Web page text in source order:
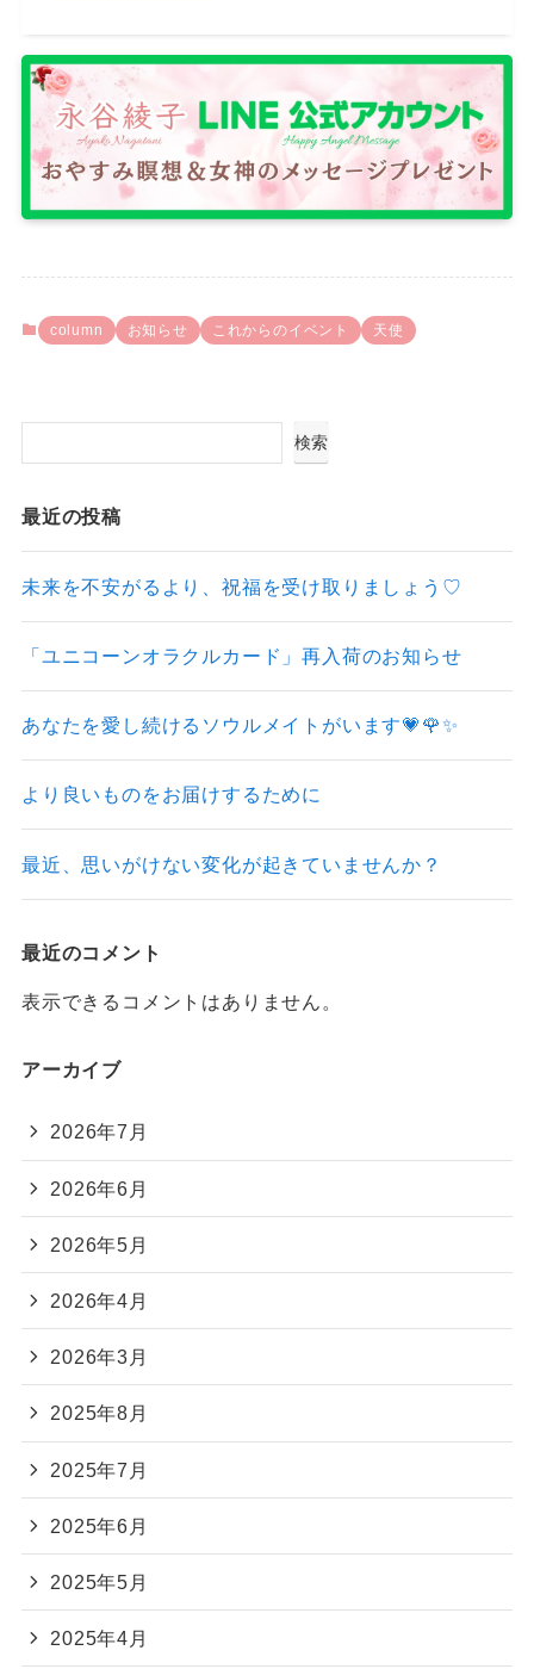
column お知らせ これからのイベント 天使
検索
最近の投稿
未来を不安がるより、祝福を受け取りましょう♡
「ユニコーンオラクルカード」再入荷のお知らせ
あなたを愛し続けるソウルメイトがいます💗🌹✨
より良いものをお届けするために
最近、思いがけない変化が起きていませんか？
最近のコメント
表示できるコメントはありません。
アーカイブ
2026年7月
2026年6月
2026年5月
2026年4月
2026年3月
2025年8月
2025年7月
2025年6月
2025年5月
2025年4月